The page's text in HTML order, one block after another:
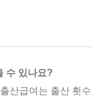
수 있나요?
산급여는 출산 횟수